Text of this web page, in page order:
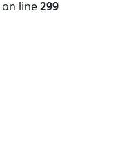
on line299